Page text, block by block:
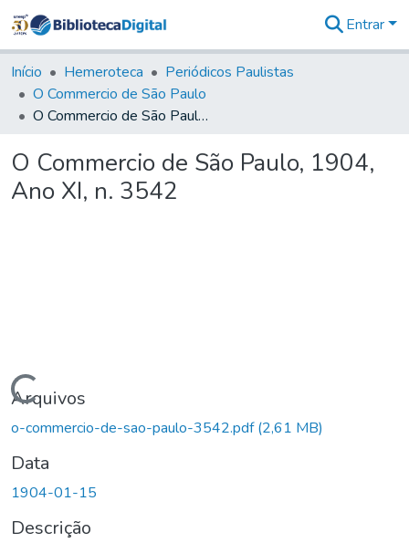
&
Coleções
Tudo na
Biblioteca
Estatísticas
Entrar
Início Hemeroteca
Periódicos Paulistas
O Commercio de São Paulo
O Commercio de São Paulo, 1904, Ano XI, n. 3542
O Commercio de São Paulo, 1904,
Ano XI, n. 3542
Carregando...
Arquivos
o-commercio-de-sao-paulo-3542.pdf(2,61 MB)
Data
1904-01-15
Descrição